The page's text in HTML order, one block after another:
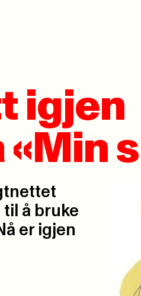
igjen
å bruke
er igjen